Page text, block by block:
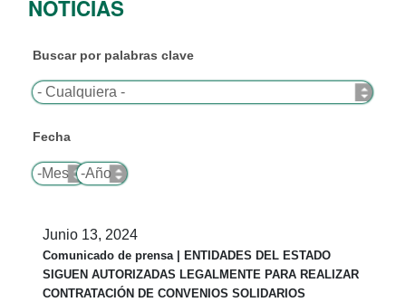
NOTICIAS
Buscar por palabras clave
Fecha
Mes
Año
Junio 13, 2024
Comunicado de prensa | ENTIDADES DEL ESTADO
SIGUEN AUTORIZADAS LEGALMENTE PARA REALIZAR
CONTRATACIÓN DE CONVENIOS SOLIDARIOS